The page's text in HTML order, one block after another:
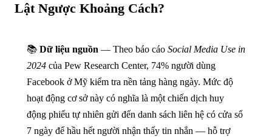
Lật Ngược Khoảng Cách?
📚 Dữ liệu nguồn — Theo báo cáo Social Media Use in
2024 của Pew Research Center, 74% người dùng
Facebook ở Mỹ kiểm tra nền tảng hàng ngày. Mức độ
hoạt động cơ sở này có nghĩa là một chiến dịch huy
động phiếu tự nhiên gửi đến danh sách liên hệ có cửa sổ
7 ngày để hầu hết người nhận thấy tin nhắn — hỗ trợ